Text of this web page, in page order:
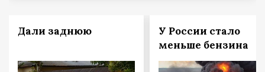
Дали заднюю
У России стало
меньше бензина